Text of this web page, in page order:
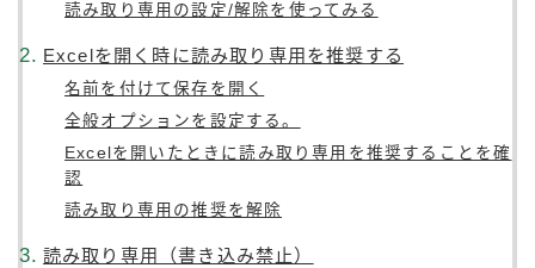
読み取り専用の設定/解除を使ってみる
Excelを開く時に読み取り専用を推奨する
名前を付けて保存を開く
全般オプションを設定する。
Excelを開いたときに読み取り専用を推奨することを確
認
読み取り専用の推奨を解除
読み取り専用（書き込み禁止）